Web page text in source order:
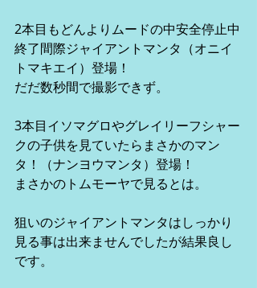
2本目もどんよりムードの中安全停止中
終了間際ジャイアントマンタ（オニイ
トマキエイ）登場！
だだ数秒間で撮影できず。
3本目イソマグロやグレイリーフシャー
クの子供を見ていたらまさかのマン
タ！（ナンヨウマンタ）登場！
まさかのトムモーヤで見るとは。
狙いのジャイアントマンタはしっかり
見る事は出来ませんでしたが結果良し
です。